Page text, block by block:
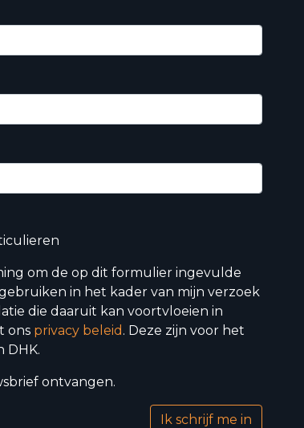
om de op dit formulier ingevulde
in het kader van mijn verzoek
die daaruit kan voortvloeien in
ons privacy beleid . Deze zijn voor het
DHK.
ontvangen.